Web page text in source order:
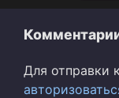
Для отправки